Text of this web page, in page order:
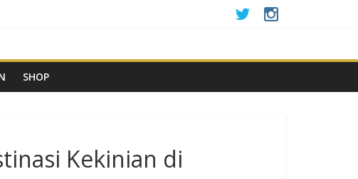
Promo Makan Ulang Tahun & Syaratnya
Negara Tujuan
SHOP
Kekinian di